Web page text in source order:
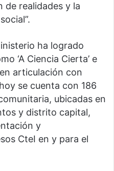
de realidades y la
ha logrado
‘A Ciencia Cierta’ e
en articulación con
se cuenta con 186
ubicadas en
y distrito capital,
y
CteI en y para el